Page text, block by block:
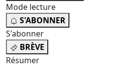
Mode lecture
S'ABONNER
S'abonner
BRÈVE
Résumer